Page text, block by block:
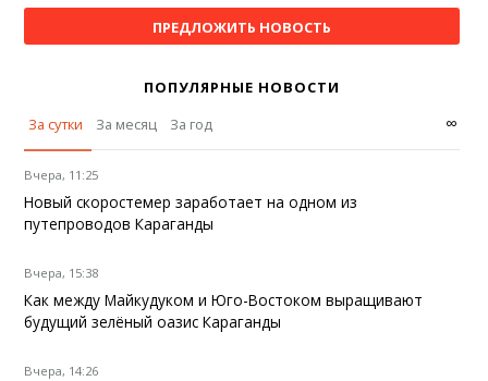
ПРЕДЛОЖИТЬ НОВОСТЬ
ПОПУЛЯРНЫЕ НОВОСТИ
За сутки
За месяц За год ∞
Вчера, 11:25
Новый скоростемер заработает на одном из
путепроводов Караганды
Вчера, 15:38
Как между Майкудуком и Юго-Востоком выращивают
будущий зелёный оазис Караганды
Вчера, 14:26